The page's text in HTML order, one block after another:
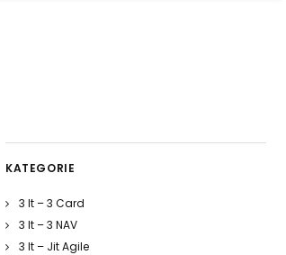
KATEGORIE
3 It – 3 Card
3 It – 3 NAV
3 It – Jit Agile